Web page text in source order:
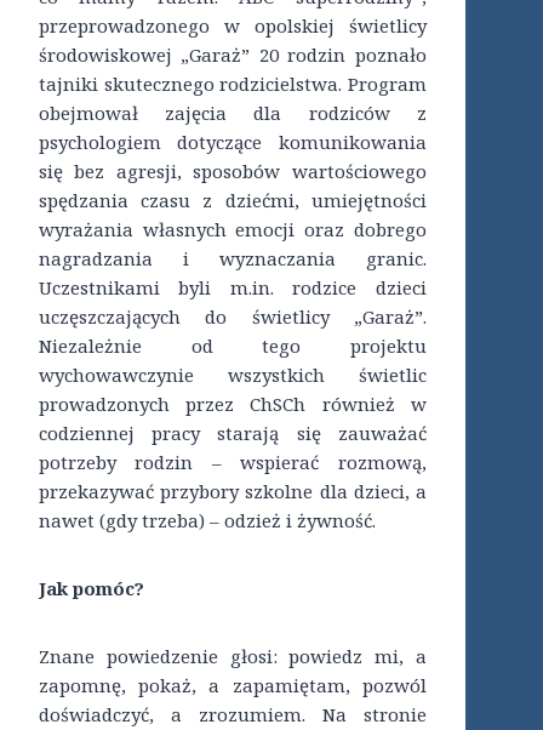
przeprowadzonego w opolskiej świetlicy
środowiskowej „Garaż” 20 rodzin poznało
tajniki skutecznego rodzicielstwa. Program
obejmował zajęcia dla rodziców z
psychologiem dotyczące komunikowania
się bez agresji, sposobów wartościowego
spędzania czasu z dziećmi, umiejętności
wyrażania własnych emocji oraz dobrego
nagradzania i wyznaczania granic.
Uczestnikami byli m.in. rodzice dzieci
uczęszczających do świetlicy „Garaż”.
Niezależnie od tego projektu
wychowawczynie wszystkich świetlic
prowadzonych przez ChSCh również w
codziennej pracy starają się zauważać
potrzeby rodzin – wspierać rozmową,
przekazywać przybory szkolne dla dzieci, a
nawet (gdy trzeba) – odzież i żywność.
Jak pomóc?
Znane powiedzenie głosi: powiedz mi, a
zapomnę, pokaż, a zapamiętam, pozwól
doświadczyć, a zrozumiem. Na stronie